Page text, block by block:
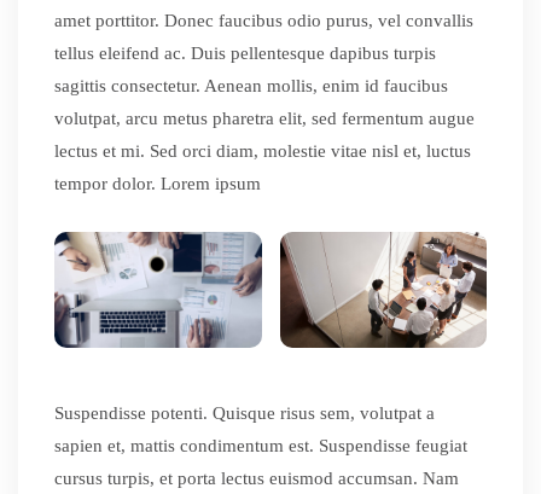
amet porttitor. Donec faucibus odio purus, vel convallis
tellus eleifend ac. Duis pellentesque dapibus turpis
sagittis consectetur. Aenean mollis, enim id faucibus
volutpat, arcu metus pharetra elit, sed fermentum augue
lectus et mi. Sed orci diam, molestie vitae nisl et, luctus
tempor dolor. Lorem ipsum
Suspendisse potenti. Quisque risus sem, volutpat a
sapien et, mattis condimentum est. Suspendisse feugiat
cursus turpis, et porta lectus euismod accumsan. Nam